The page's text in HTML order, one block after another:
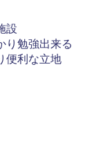
設
り勉強出来る
便利な立地